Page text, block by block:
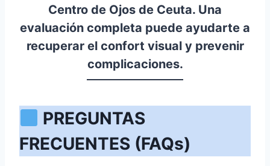
Centro de Ojos de Ceuta. Una
evaluación completa puede ayudarte a
recuperar el confort visual y prevenir
complicaciones.
PREGUNTAS
FRECUENTES (FAQs)